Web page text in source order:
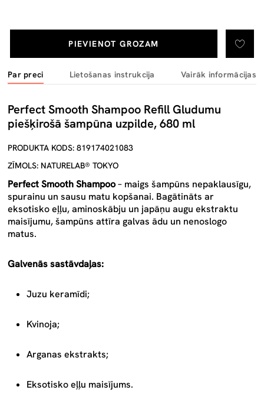
PIEVIENOT GROZAM
Par preci Lietošanas instrukcija Vairāk informācijas
Perfect Smooth Shampoo Refill Gludumu
piešķirošā šampūna uzpilde, 680 ml
PRODUKTA KODS: 819174021083
ZĪMOLS: NATURELAB® TOKYO
Perfect Smooth Shampoo– maigs šampūns nepaklausīgu,
spurainu un sausu matu kopšanai. Bagātināts ar
eksotisko eļļu, aminoskābju un japāņu augu ekstraktu
maisījumu, šampūns attīra galvas ādu un nenoslogo
matus.
Galvenās sastāvdaļas:
Juzu keramīdi;
Kvinoja;
Arganas ekstrakts;
Eksotisko eļļu maisījums.